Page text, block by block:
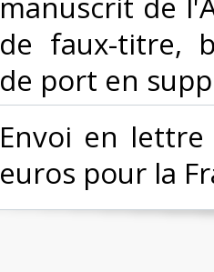
de faux-titre,
de port en
‎Envoi en
euros pour la